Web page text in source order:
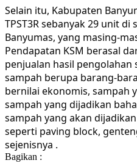
Selain itu, Kabupaten
TPST3R sebanyak 29 unit
Banyumas, yang masing-
Pendapatan KSM berasal
penjualan hasil pengolahan
sampah berupa barang-
bernilai ekonomis, sampah
sampah yang dijadikan
sampah yang akan
seperti paving block,
sejenisnya .
Bagikan :